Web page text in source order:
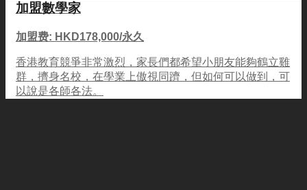
加盟數學家
加盟费: HKD178,000/永久
香港教育競爭非常激烈，家長們都希望小朋友能夠鶴立雞
群，擠身名校，在學業上傲視同躋，但如何可以做到，可
以說是各師各法。